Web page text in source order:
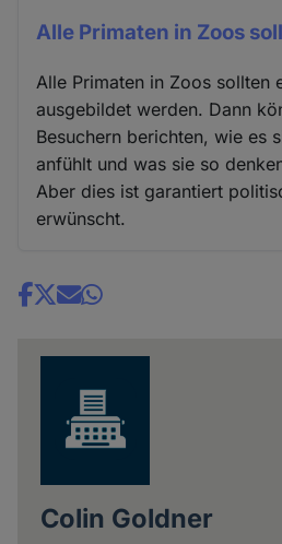
Alle Primaten in Zoos
Alle Primaten in Zoos sollten
ausgebildet werden. Dann
Besuchern berichten, wie es
anfühlt und was sie so
Aber dies ist garantiert
erwünscht.
Share
Colin Goldner